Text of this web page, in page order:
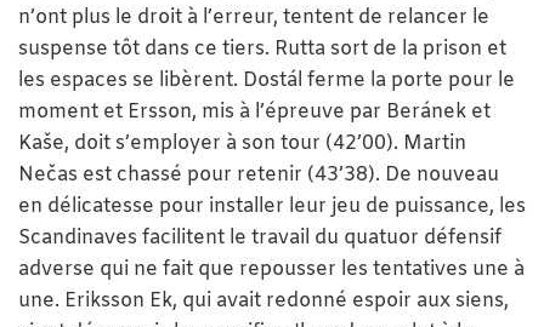
n’ont plus le droit à l’erreur, tentent de relancer le
suspense tôt dans ce tiers. Rutta sort de la prison et
les espaces se libèrent. Dostál ferme la porte pour le
moment et Ersson, mis à l’épreuve par Beránek et
Kaše, doit s’employer à son tour (42’00). Martin
Nečas est chassé pour retenir (43’38). De nouveau
en délicatesse pour installer leur jeu de puissance, les
Scandinaves facilitent le travail du quatuor défensif
adverse qui ne fait que repousser les tentatives une à
une. Eriksson Ek, qui avait redonné espoir aux siens,